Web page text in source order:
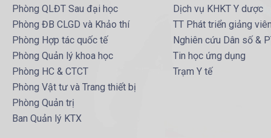
Phòng QLĐT Sau đại học
Phòng ĐB CLGD và Khảo thí
Phòng Hợp tác quốc tế
Phòng Quản lý khoa học
Phòng HC & CTCT
Phòng Vật tư và Trang thiết bị
Phòng Quản trị
Ban Quản lý KTX
Dịch vụ KHKT Y dược
TT Phát triển giảng
Nghiên cứu Dân số &
Tin học ứng dụng
Trạm Y tế